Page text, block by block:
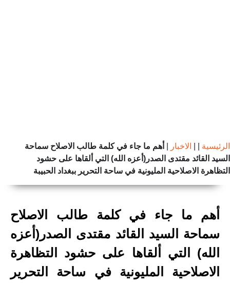
الرئيسية الاخبار
أهم ما جاء في كلمة طالب الاصلاح سماحة
السيد القائد مقتدى الصدر(أعزه الله) التي ألقاها على حشود
التظاهرة الاصلاحية المليونية في ساحة التحرير ببغداد الحبيبة
أهم ما جاء في كلمة طالب الاصلاح
سماحة السيد القائد مقتدى الصدر(أعزه
الله) التي ألقاها على حشود التظاهرة
الاصلاحية المليونية في ساحة التحرير